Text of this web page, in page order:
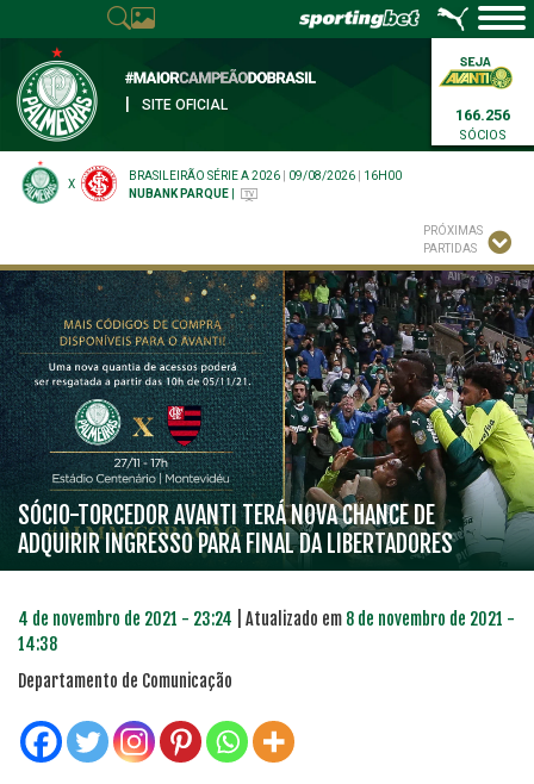
SITE OFICIAL
166.256
SÓCIOS
X
BRASILEIRÃO SÉRIE A 2026 09/08/2026
16H00
NUBANK PARQUE
PRÓXIMAS
PARTIDAS
SÓCIO-TORCEDOR AVANTI TERÁ NOVA CHANCE DE
ADQUIRIR INGRESSO PARA FINAL DA LIBERTADORES
4 de novembro de 2021 - 23:24 | Atualizado em 8 de novembro de 2021 -
14:38
Departamento de Comunicação